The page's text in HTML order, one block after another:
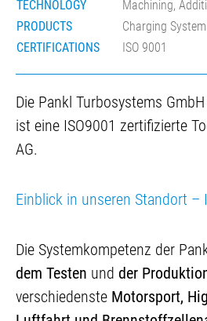
TECHNOLOGY
Machining,
PRODUCTS
Charging
CERTIFICATIONS
ISO 9001
Die Pankl Turbosystems
ist eine ISO9001 zertifizierte
AG.
Einblick in unseren Standort –
Die Systemkompetenz der
dem Testen und der
verschiedenste Motorsport,